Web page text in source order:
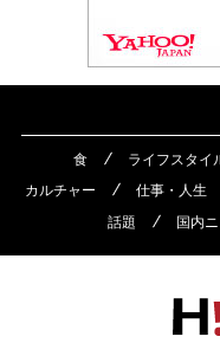
食 ライフスタイ
カルチャー
仕事・人生
話題
国内